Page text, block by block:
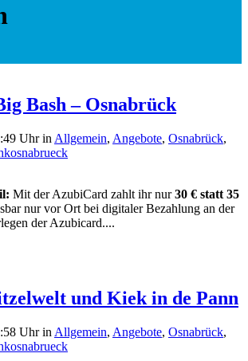
Bash – Osnabrück
Uhrin Allgemein, Angebote, Osnabrück,
Mit der AzubiCard zahlt ihr nur30 € statt 35
nur vor Ort bei digitaler Bezahlung an der
der Azubicard....
und Kiek in de Pann
Uhrin Allgemein, Angebote, Osnabrück,